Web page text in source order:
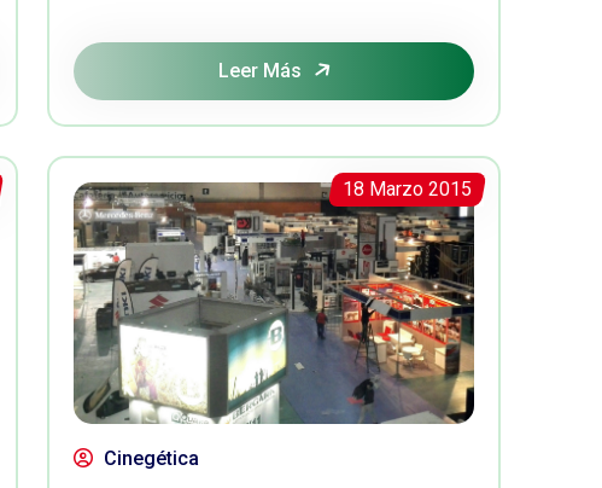
Leer Más
18 Marzo 2015
Cinegética